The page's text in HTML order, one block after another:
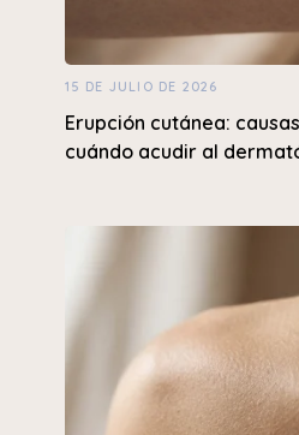
15 DE JULIO DE 2026
Erupción cutánea:
cuándo acudir al